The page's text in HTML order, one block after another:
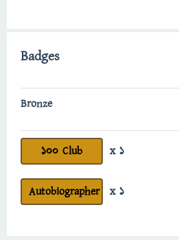
Badges
Bronze
100 Club x 1
Autobiographer x 1